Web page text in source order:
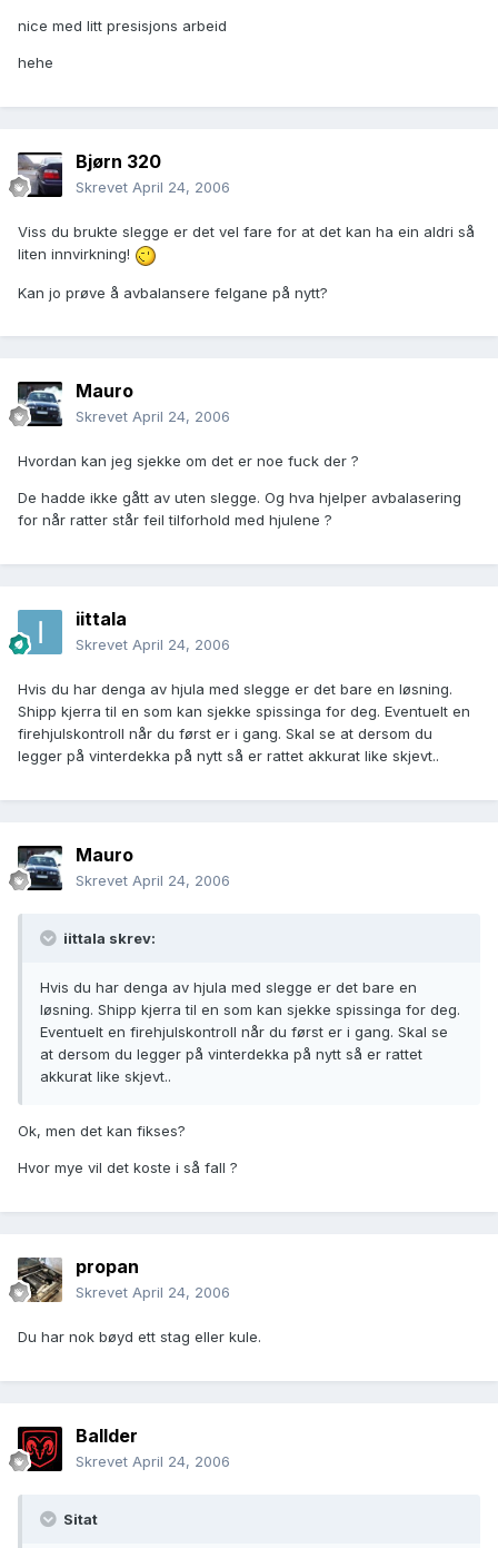
nice med litt presisjons arbeid
hehe
Bjørn 320
Skrevet April 24, 2006
Viss du brukte slegge er det vel fare for at det kan ha ein aldri så
liten innvirkning!
Kan jo prøve å avbalansere felgane på nytt?
Mauro
Skrevet April 24, 2006
Hvordan kan jeg sjekke om det er noe fuck der ?
De hadde ikke gått av uten slegge. Og hva hjelper avbalasering
for når ratter står feil tilforhold med hjulene ?
iittala
Skrevet April 24, 2006
Hvis du har denga av hjula med slegge er det bare en løsning.
Shipp kjerra til en som kan sjekke spissinga for deg. Eventuelt en
firehjulskontroll når du først er i gang. Skal se at dersom du
legger på vinterdekka på nytt så er rattet akkurat like skjevt..
Mauro
Skrevet April 24, 2006
iittala skrev:
Hvis du har denga av hjula med slegge er det bare en
løsning. Shipp kjerra til en som kan sjekke spissinga for deg.
Eventuelt en firehjulskontroll når du først er i gang. Skal se
at dersom du legger på vinterdekka på nytt så er rattet
akkurat like skjevt..
Ok, men det kan fikses?
Hvor mye vil det koste i så fall ?
propan
Skrevet April 24, 2006
Du har nok bøyd ett stag eller kule.
Ballder
Skrevet April 24, 2006
Sitat